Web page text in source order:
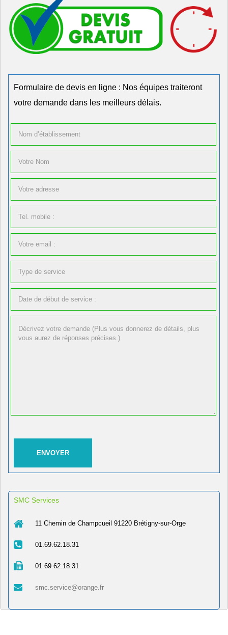
Formulaire de devis en ligne : Nos équipes traiteront
votre demande dans les meilleurs délais.
SMC Services
11 Chemin de Champcueil 91220 Brétigny-sur-Orge
01.69.62.18.31
01.69.62.18.31
smc.service@orange.fr